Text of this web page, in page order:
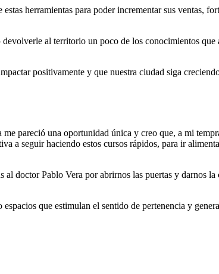
herramientas para poder incrementar sus ventas,
al territorio un poco de los conocimientos que
positivamente y que nuestra ciudad siga
pareció una oportunidad única y creo que, a mi
a seguir haciendo estos cursos rápidos, para ir
doctor Pablo Vera por abrirnos las puertas y darnos
que estimulan el sentido de pertenencia y